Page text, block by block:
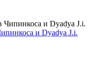
и Dyadya J.i.